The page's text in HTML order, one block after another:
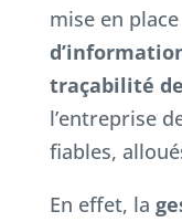
mise en place
traçabilité
l’entreprise
fiables,
En effet, la